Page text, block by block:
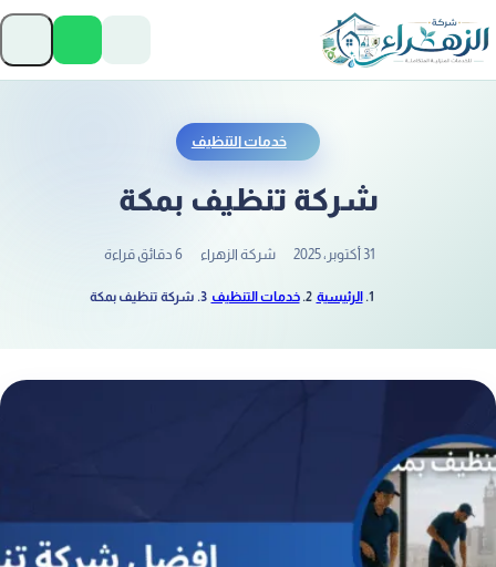
تخطَّ إلى المحتوى
خدمات التنظيف
شركة تنظيف بمكة
31 أكتوبر، 2025 شركة الزهراء 6 دقائق قراءة
الرئيسية خدمات التنظيف شركة تنظيف بمكة